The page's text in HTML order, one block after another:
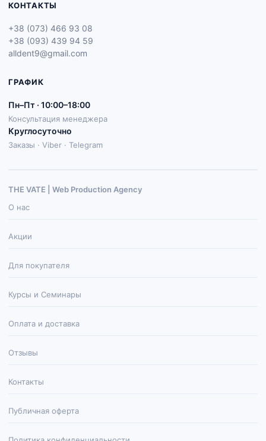
КОНТАКТЫ
+38 (073) 466 93 08
+38 (093) 439 94 59
alldent9@gmail.com
ГРАФИК
Пн–Пт · 10:00–18:00
Консультация менеджера
Круглосуточно
Заказы · Viber · Telegram
THE VATE | Web Production Agenсy
О нас
Акции
Для покупателя
Курсы и Семинары
Оплата и доставка
Отзывы
Контакты
Публичная оферта